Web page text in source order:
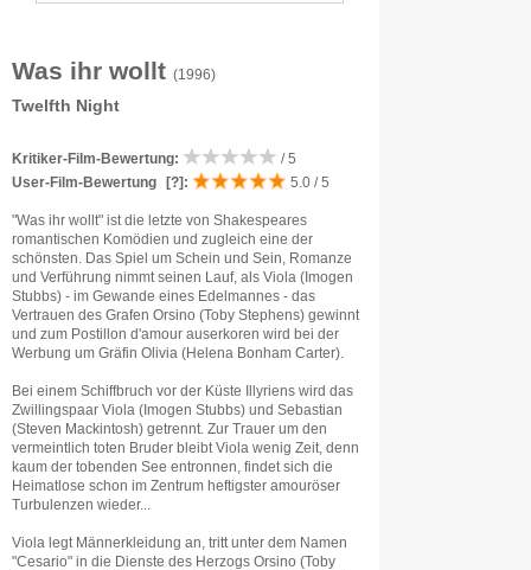
Was ihr wollt (1996)
Twelfth Night
Kritiker-Film-Bewertung:
/ 5
User-Film-Bewertung
[?] : 5.0 / 5
"Was ihr wollt" ist die letzte von Shakespeares
romantischen Komödien und zugleich eine der
schönsten. Das Spiel um Schein und Sein, Romanze
und Verführung nimmt seinen Lauf, als Viola (Imogen
Stubbs) - im Gewande eines Edelmannes - das
Vertrauen des Grafen Orsino (Toby Stephens) gewinnt
und zum Postillon d'amour auserkoren wird bei der
Werbung um Gräfin Olivia (Helena Bonham Carter).
Bei einem Schiffbruch vor der Küste Illyriens wird das
Zwillingspaar Viola (Imogen Stubbs) und Sebastian
(Steven Mackintosh) getrennt. Zur Trauer um den
vermeintlich toten Bruder bleibt Viola wenig Zeit, denn
kaum der tobenden See entronnen, findet sich die
Heimatlose schon im Zentrum heftigster amouröser
Turbulenzen wieder...
Viola legt Männerkleidung an, tritt unter dem Namen
"Cesario" in die Dienste des Herzogs Orsino (Toby